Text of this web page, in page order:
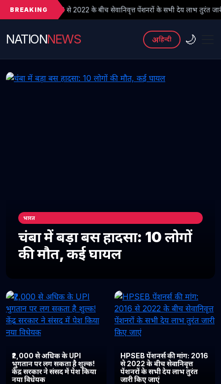
BREAKING
2022 के बीच सेवानिवृत्त पेंशनरों के सभी देय लाभ तुरंत जारी किए जाएं
NATIONNEWS अहिन्दी 🌙
भारत
चंबा में बड़ा बस हादसा: 10 लोगों
की मौत, कई घायल
₹2,000 से अधिक के UPI
भुगतान पर लग सकता है शुल्क!
केंद्र सरकार ने संसद में पेश किया
नया विधेयक
HPSEB पेंशनर्स की मांग: 2016
से 2022 के बीच सेवानिवृत्त
पेंशनरों के सभी देय लाभ तुरंत
जारी किए जाएं